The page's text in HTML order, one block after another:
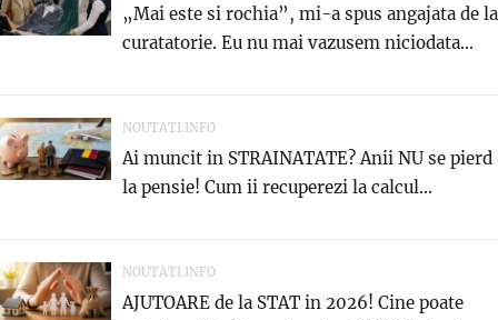
„Mai este si rochia”, mi-a spus angajata de la
curatatorie. Eu nu mai vazusem niciodata...
NOUTATI.INFO
Ai muncit in STRAINATATE? Anii NU se pierd
la pensie! Cum ii recuperezi la calcul...
NOUTATI.INFO
AJUTOARE de la STAT in 2026! Cine poate